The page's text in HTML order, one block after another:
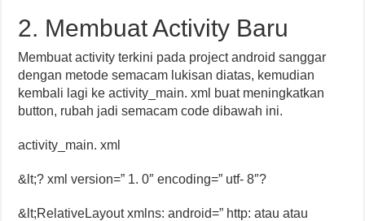
2. Membuat Activity Baru
Membuat activity terkini pada project android sanggar
dengan metode semacam lukisan diatas, kemudian
kembali lagi ke activity_main. xml buat meningkatkan
button, rubah jadi semacam code dibawah ini.
activity_main. xml
&lt;? xml version=” 1. 0″ encoding=” utf- 8″?
&lt;RelativeLayout xmlns: android=” http: atau atau